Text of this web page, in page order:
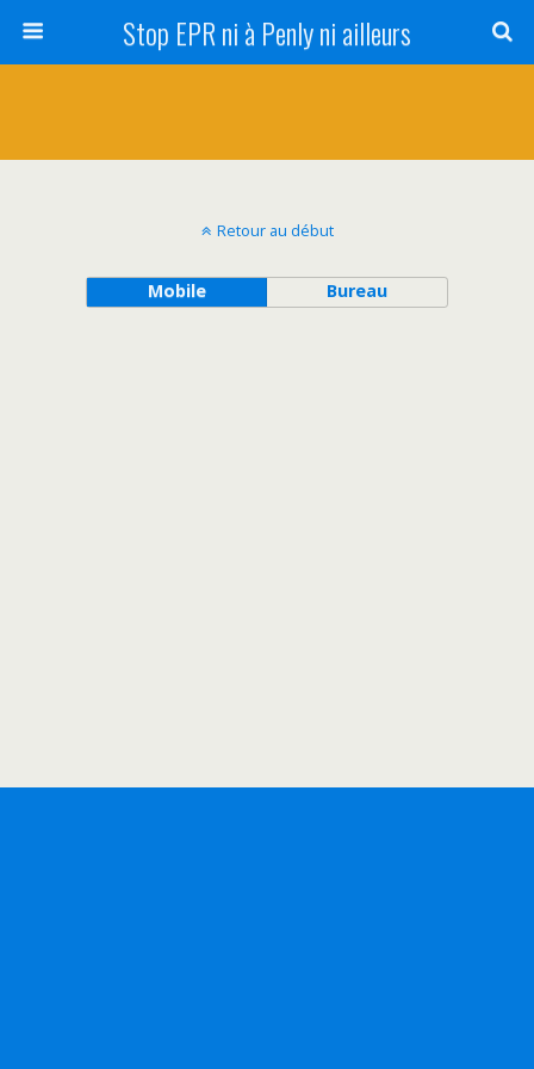
Stop EPR ni à Penly ni ailleurs
Retour au début
Mobile Bureau